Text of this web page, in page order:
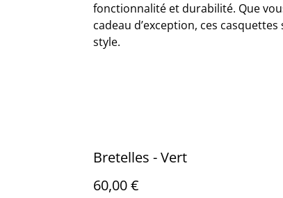
fonctionnalité et durabilité. Que
cadeau d’exception, ces
style.
Bretelles - Vert
60,00 €